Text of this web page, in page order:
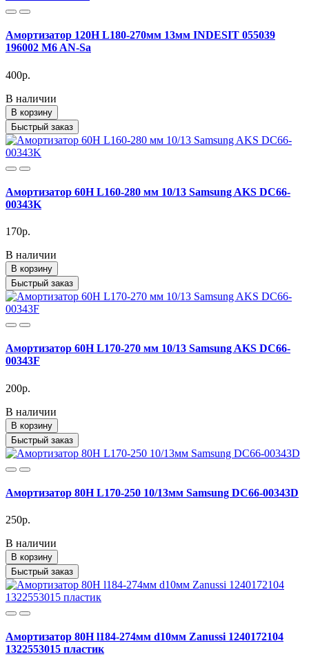
Амортизатор 120H L180-270мм 13мм INDESIT 055039
196002 M6 AN-Sa
400р.
В наличии
В корзину
Быстрый заказ
Амортизатор 60H L160-280 мм 10/13 Samsung AKS DC66-
00343K
170р.
В наличии
В корзину
Быстрый заказ
Амортизатор 60H L170-270 мм 10/13 Samsung AKS DC66-
00343F
200р.
В наличии
В корзину
Быстрый заказ
Амортизатор 80H L170-250 10/13мм Samsung DC66-00343D
250р.
В наличии
В корзину
Быстрый заказ
Амортизатор 80H l184-274мм d10мм Zanussi 1240172104
1322553015 пластик